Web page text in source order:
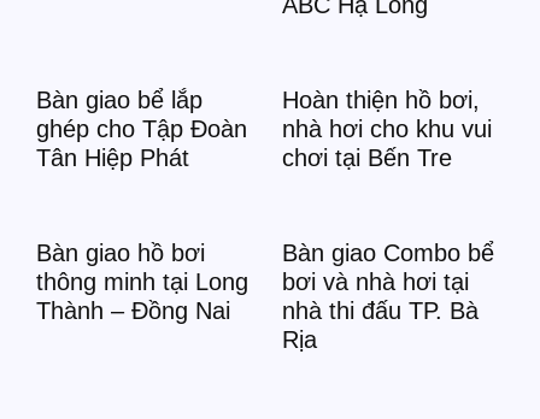
Bàn giao bể lắp
ghép cho Tập Đoàn
Tân Hiệp Phát
Hoàn thiện hồ bơi,
nhà hơi cho khu vui
chơi tại Bến Tre
Bàn giao hồ bơi
thông minh tại Long
Thành – Đồng Nai
Bàn giao Combo bể
bơi và nhà hơi tại
nhà thi đấu TP. Bà
Rịa